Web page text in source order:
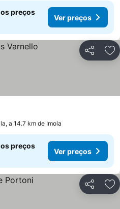
preços
Ver preços
Partilhar
a 14.7 km de Imola
preços
Ver preços
Partilhar